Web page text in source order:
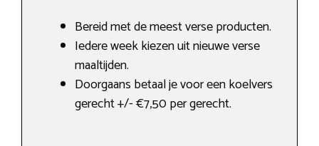
Bereid met de meest verse producten.
Iedere week kiezen uit nieuwe verse
maaltijden.
Doorgaans betaal je voor een koelvers
gerecht +/- €7,50 per gerecht.